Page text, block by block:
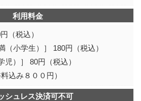
利用料金
（税込）
（小学生）］ 180円（税込）
）］ 80円（税込）
込み８００円）
シュレス決済可不可